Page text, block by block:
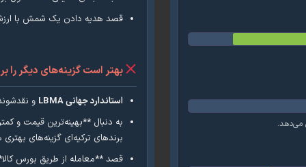
قصد هدیه دادن یک شمش با ارزش
بهتر است گزینه‌های دیگر را
استاندارد جهانی LBMA و
برندهای ترکیه‌ای گزینه‌های
قصد **معامله از طریق بورس